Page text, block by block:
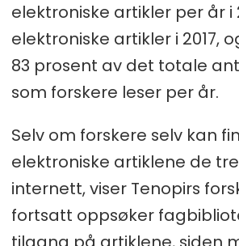
elektroniske artikler per år i
elektroniske artikler i 2017,
83 prosent av det totale
som forskere leser per år.
Selv om forskere selv kan
elektroniske artiklene de
internett, viser Tenopirs
fortsatt oppsøker